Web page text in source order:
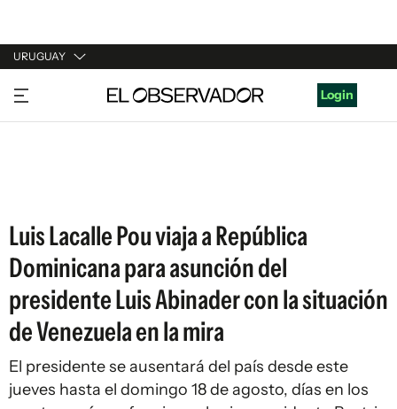
URUGUAY
URUGUAY
ARGENTINA
Login
Luis Lacalle Pou viaja a República
Dominicana para asunción del
presidente Luis Abinader con la situación
de Venezuela en la mira
El presidente se ausentará del país desde este
jueves hasta el domingo 18 de agosto, días en los